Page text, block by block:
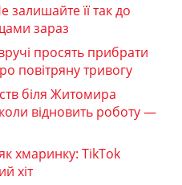
залишайте її так до
зараз
просять прибрати
повітряну тривогу
біля Житомира
відновить роботу —
хмаринку: TikTok
хіт